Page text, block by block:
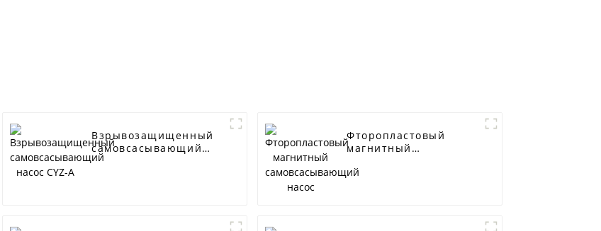
Взрывозащищенный
самовсасывающий
насос CYZ-A
Фторопластовый
магнитный
насос